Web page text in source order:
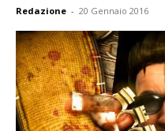
Redazione - 20 Gennaio 2016